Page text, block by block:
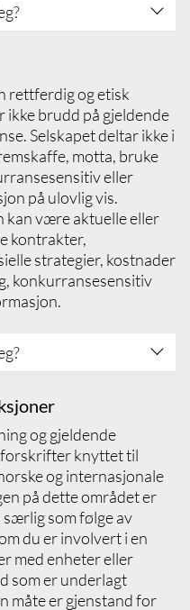
og
deg
til andre Aker
BPs juridiske
for investorkontakt
for innsidehandel
fortsette å gjelde
en Aker BP-
rettferdig og etisk
ikke brudd på gjeldende
Selskapet deltar ikke i
motta, bruke
eller
på ulovlig vis.
kan være aktuelle eller
kontrakter,
strategier, kostnader
konkurransesensitiv
ulovlig
som deling av
produkter eller
av vare- eller
offentlig,
med
i situasjoner
bli utvekslet, og si
slik informasjon
og gjeldende
knyttet til
og internasjonale
på dette området er
særlig som følge av
du er involvert i en
med enheter eller
som er underlagt
måte er gjenstand for